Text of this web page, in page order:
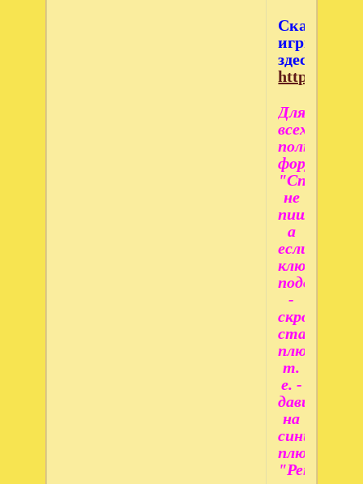
игры
здесь:
https://
Для
всех
форума!
"Спасибо"
не
пишем,
а
если
ключик
подошел
-
скромно
ставим
плюсик,
т.
е. -
давим
на
синий
плюсик